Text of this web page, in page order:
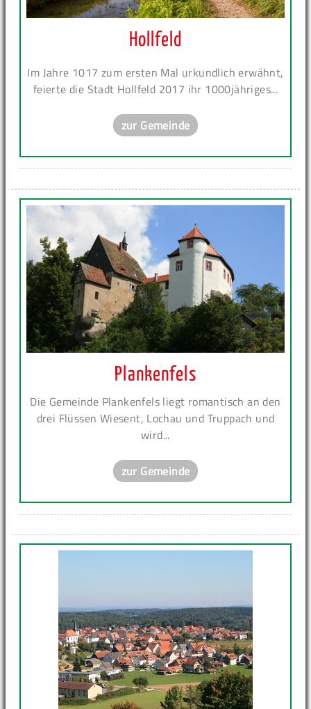
Hollfeld
Im Jahre 1017 zum ersten Mal urkundlich erwähnt,
feierte die Stadt Hollfeld 2017 ihr 1000jähriges...
zur Gemeinde
Plankenfels
Die Gemeinde Plankenfels liegt romantisch an den
drei Flüssen Wiesent, Lochau und Truppach und
wird...
zur Gemeinde